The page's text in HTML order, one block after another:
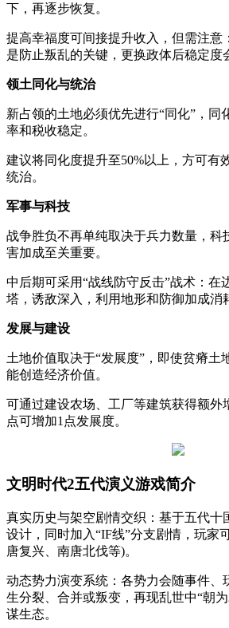
下，再逐步恢复。
提高幸福度可间接提升收入，但需注意
是防止叛乱的关键，更换政体后稳定度
‌领土同化与统治‌
新占领的土地必须优先进行“同化”，同
率和税收稳定。
建议将同化度提升至50%以上，方可有
统治。
‌军事与科技‌
战争胜负不再单纯取决于兵力数量，‌科
害加成至关重要。
中后期可采用“战线防守反击”战术：在
塔，诱敌深入，利用地形和防御加成消
‌发展与建设‌
土地价值取决于“发展度”，即使贫瘠土
能创造经济价值。
可通过建设农场、工厂等建筑获得额外
点可增加1点发展度。
文明时代2五代演义游戏简介
真实历史与架空剧情交织：基于五代十
设计，同时加入“IF线”分支剧情，玩家
唐复兴、南唐北伐等)。
动态势力演变系统：各势力会随事件、
生分裂、合并或叛变，再现乱世中“朝
谋生态。